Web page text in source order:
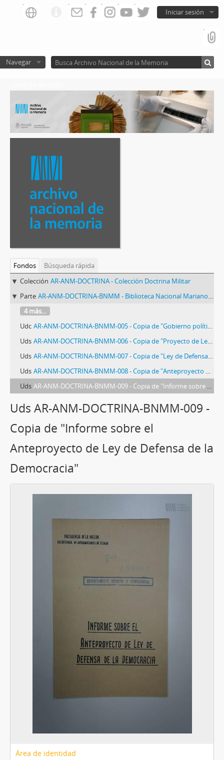
Iniciar sesión
Navegar
Fondos
Búsqueda rápida
Colección AR-ANM-DOCTRINA - Colección Doctrina Militar
Parte AR-ANM-DOCTRINA-BNMM - Biblioteca Nacional Mariano Moreno
4 más...
Udc AR-ANM-DOCTRINA-BNMM-005 - Copia de "Gobierno político-administrativo-militar de las zonas de Defensa"
Uds AR-ANM-DOCTRINA-BNMM-006 - Copia de "Proyecto de Ley de Defensa Nacional"
Uds AR-ANM-DOCTRINA-BNMM-007 - Copia de "Ley de Defensa Nacional (Anteproyecto)"
Uds AR-ANM-DOCTRINA-BNMM-008 - Copia de "Anteproyecto de Ley de Defensa de la Democracia"
Uds AR-ANM-DOCTRINA-BNMM-009 - Copia de "Informe sobre el Anteproyecto de Ley de Defensa de la Democracia"
Uds AR-ANM-DOCTRINA-BNMM-009 -
Copia de "Informe sobre el
Anteproyecto de Ley de Defensa de la
Democracia"
Área de identidad